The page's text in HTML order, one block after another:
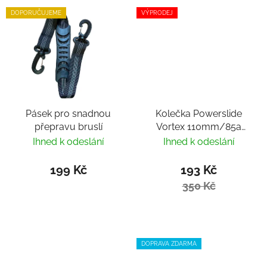
DOPORUČUJEME
Pásek pro snadnou
přepravu bruslí
Ihned k odeslání
199 Kč
VÝPRODEJ
Kolečka Powerslide
Vortex 110mm/85a
(1ks)
Ihned k odeslání
193 Kč
350 Kč
DOPRAVA ZDARMA